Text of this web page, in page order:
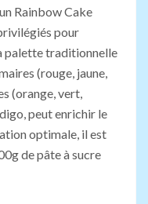
Rainbow Cake
pour
palette traditionnelle
(rouge, jaune,
(orange, vert,
peut enrichir le
optimale, il est
de pâte à sucre